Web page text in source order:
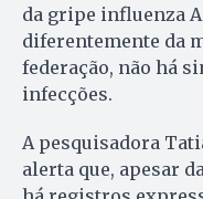
da gripe influenza
diferentemente da
federação, não há
infecções.
A pesquisadora
alerta que, apesar